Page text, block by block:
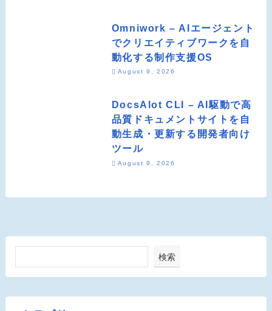
Omniwork – AIエージェント
でクリエイティブワークを自
動化する制作支援OS
August 9, 2026
DocsAlot CLI – AI駆動で高
品質ドキュメントサイトを自
動生成・更新する開発者向け
ツール
August 9, 2026
検索